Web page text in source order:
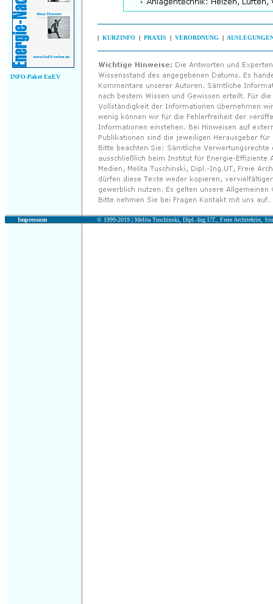
INFO-Paket EnEV
| KURZINFO | PRAXIS | VERORDNUNG |
Impressum © 1999-2019 | Melita Tuschinski, Dipl.-Ing.UT., Freie Architektin,